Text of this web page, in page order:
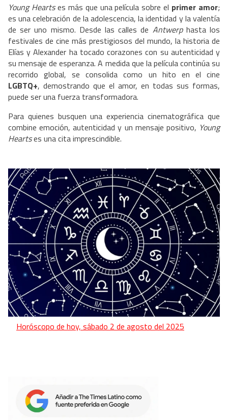
Young Heartses más que una película sobre el primer amor;
es una celebración de la adolescencia, la identidad y la valentía
de ser uno mismo. Desde las calles de Antwerphasta los
festivales de cine más prestigiosos del mundo, la historia de
Elías y Alexander ha tocado corazones con su autenticidad y
su mensaje de esperanza. A medida que la película continúa su
recorrido global, se consolida como un hito en el cine
LGBTQ+, demostrando que el amor, en todas sus formas,
puede ser una fuerza transformadora.
Para quienes busquen una experiencia cinematográfica que
combine emoción, autenticidad y un mensaje positivo, Young
Heartses una cita imprescindible.
Horóscopo de hoy, sábado 2 de agosto del 2025